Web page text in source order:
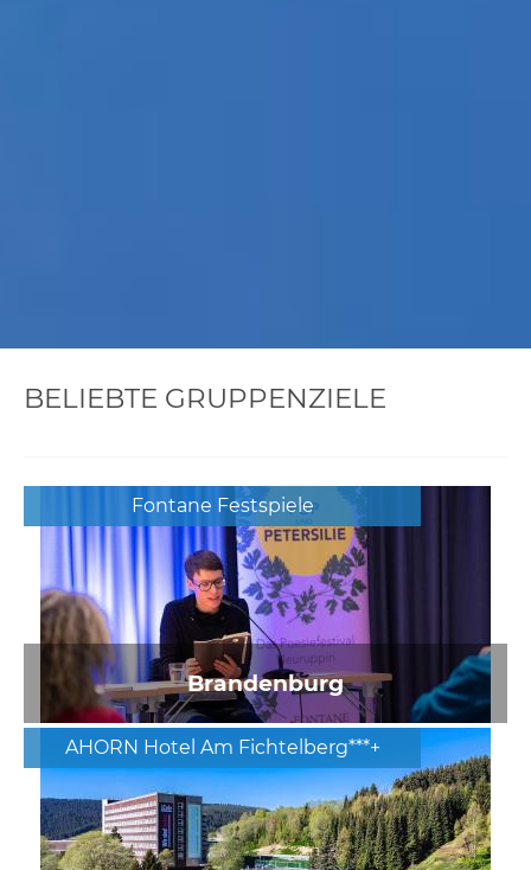
BELIEBTE GRUPPENZIELE
Fontane Festspiele
Brandenburg
AHORN Hotel Am Fichtelberg***+